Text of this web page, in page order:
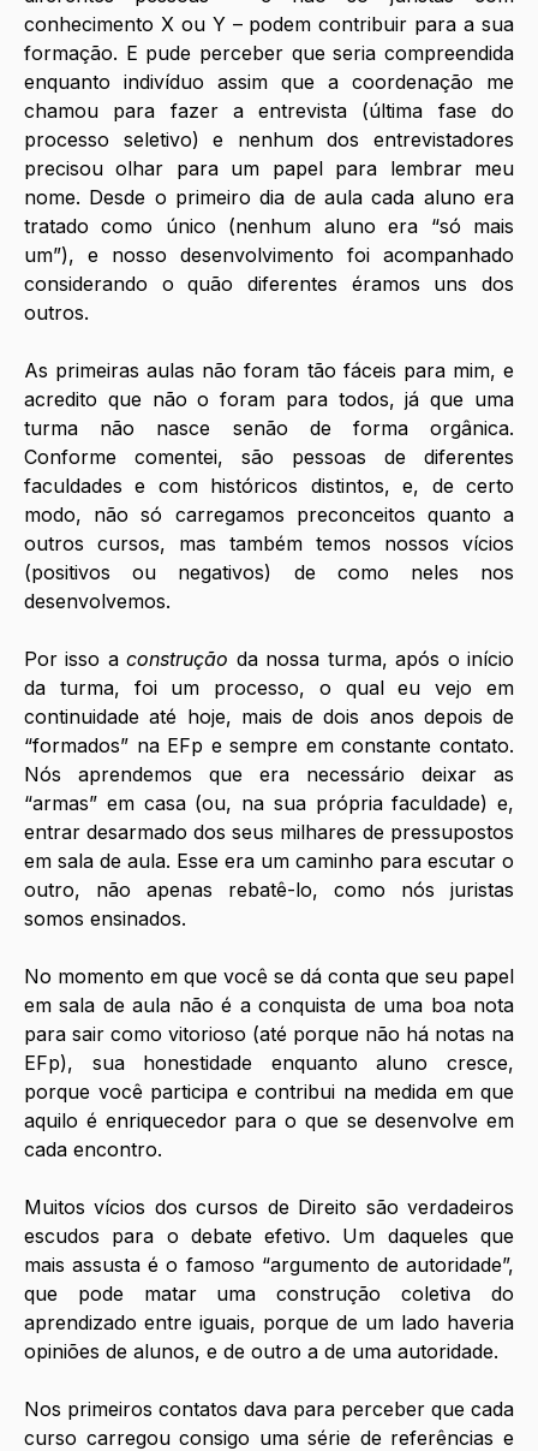
conhecimento X ou Y – podem contribuir para a sua
formação. E pude perceber que seria compreendida
enquanto indivíduo assim que a coordenação me
chamou para fazer a entrevista (última fase do
processo seletivo) e nenhum dos entrevistadores
precisou olhar para um papel para lembrar meu
nome. Desde o primeiro dia de aula cada aluno era
tratado como único (nenhum aluno era “só mais
um”), e nosso desenvolvimento foi acompanhado
considerando o quão diferentes éramos uns dos
outros.
As primeiras aulas não foram tão fáceis para mim, e
acredito que não o foram para todos, já que uma
turma não nasce senão de forma orgânica.
Conforme comentei, são pessoas de diferentes
faculdades e com históricos distintos, e, de certo
modo, não só carregamos preconceitos quanto a
outros cursos, mas também temos nossos vícios
(positivos ou negativos) de como neles nos
desenvolvemos.
Por isso a construção da nossa turma, após o início
da turma, foi um processo, o qual eu vejo em
continuidade até hoje, mais de dois anos depois de
“formados” na EFp e sempre em constante contato.
Nós aprendemos que era necessário deixar as
“armas” em casa (ou, na sua própria faculdade) e,
entrar desarmado dos seus milhares de pressupostos
em sala de aula. Esse era um caminho para escutar o
outro, não apenas rebatê-lo, como nós juristas
somos ensinados.
No momento em que você se dá conta que seu papel
em sala de aula não é a conquista de uma boa nota
para sair como vitorioso (até porque não há notas na
EFp), sua honestidade enquanto aluno cresce,
porque você participa e contribui na medida em que
aquilo é enriquecedor para o que se desenvolve em
cada encontro.
Muitos vícios dos cursos de Direito são verdadeiros
escudos para o debate efetivo. Um daqueles que
mais assusta é o famoso “argumento de autoridade”,
que pode matar uma construção coletiva do
aprendizado entre iguais, porque de um lado haveria
opiniões de alunos, e de outro a de uma autoridade.
Nos primeiros contatos dava para perceber que cada
curso carregou consigo uma série de referências e